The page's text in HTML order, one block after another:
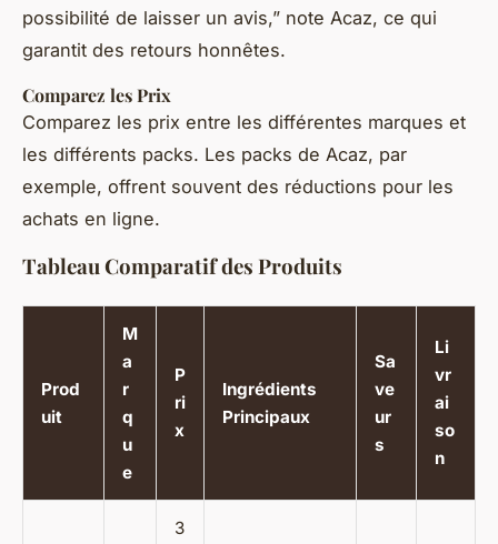
possibilité de laisser un avis,” note Acaz, ce qui
garantit des retours honnêtes.
Comparez les Prix
Comparez les prix entre les différentes marques et
les différents packs. Les packs de Acaz, par
exemple, offrent souvent des réductions pour les
achats en ligne.
Tableau Comparatif des Produits
Prod
uit
M
a
r
q
u
e
P
ri
x
Ingrédients
Principaux
Sa
ve
ur
s
Li
vr
ai
so
n
3